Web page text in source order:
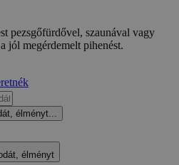
pezsgőfürdővel, szaunával vagy
jól megérdemelt pihenést.
élményt...
élményt